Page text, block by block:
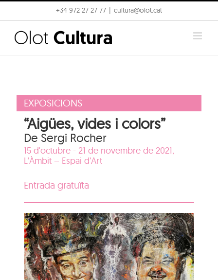
to
content
+34 972 27 27 77 cultura@olot.cat
EXPOSICIONS
“Aigües, vides i colors”
De Sergi Rocher
15 d'octubre - 21 de novembre de 2021,
L’Àmbit – Espai d’Art
Entrada gratuïta